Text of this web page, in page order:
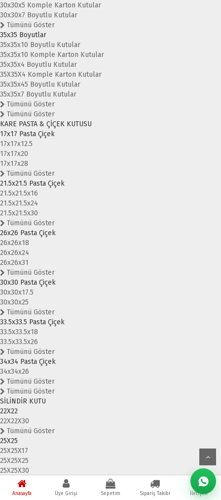
Anasayfa Üye Girişi Sepetim Sipariş Takibi İletişim
30x30x5 Komple Karton Kutular
30x30x7 Boyutlu Kutular
Tümünü Göster
35x35 Boyutlar
35x35x10 Boyutlu Kutular
35x35x10 Komple Karton Kutular
35x35x4 Boyutlu Kutular
35X35X4 Komple Karton Kutular
35x35x45 Boyutlu Kutular
35x35x7 Boyutlu Kutular
Tümünü Göster
Tümünü Göster
KARE PASTA & ÇİÇEK KUTUSU
17x17 Pasta Çiçek
17x17x12.5
17x17x20
17x17x28
Tümünü Göster
21.5x21.5 Pasta Çiçek
21.5x21.5x16
21.5x21.5x24
21.5x21.5x30
Tümünü Göster
26x26 Pasta Çiçek
26x26x18
26x26x24
26x26x31
Tümünü Göster
30x30 Pasta Çiçek
30x30x17.5
30x30x25
Tümünü Göster
33.5x33.5 Pasta Çiçek
33.5x33.5x18
33.5x33.5x26
Tümünü Göster
34x34 Pasta Çiçek
34x34x26
Tümünü Göster
Tümünü Göster
SİLİNDİR KUTU
22X22
22X22X30
Tümünü Göster
25X25
25X25X17
25X25X25
25X25X30
Tümünü Göster
28X28